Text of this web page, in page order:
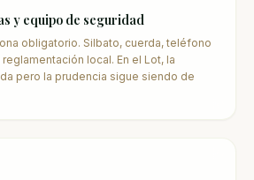
y equipo de seguridad
obligatorio. Silbato, cuerda, teléfono
local. En el Lot, la
pero la prudencia sigue siendo de